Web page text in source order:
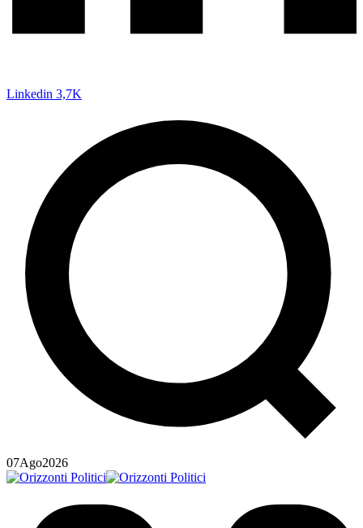
Linkedin 3,7K
07Ago2026